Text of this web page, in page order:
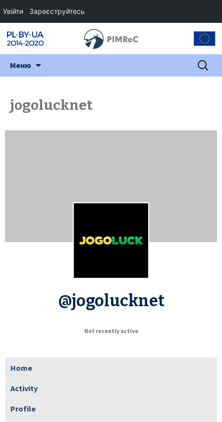
Меню Пошук:
jogolucknet
@jogolucknet
Not recently active
Home
Activity
Profile
Увійти Зареєструйтесь